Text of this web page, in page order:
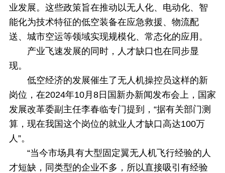
业发展。这些政策旨在推动以无人化、电动化、智
能化为技术特征的低空装备在应急救援、物流配
送、城市空运等领域实现规模化、常态化的应用。
产业飞速发展的同时，人才缺口也在同步显
现。
低空经济的发展催生了无人机操控员这样的新
岗位，在2024年10月8日国新办新闻发布会上，国家
发展改革委副主任李春临专门提到，“据有关部门测
算，现在我国这个岗位的就业人才缺口高达100万
人”。
“当今市场具有大型固定翼无人机飞行经验的人
才短缺，同类型的企业不多，所以直接吸引有经验